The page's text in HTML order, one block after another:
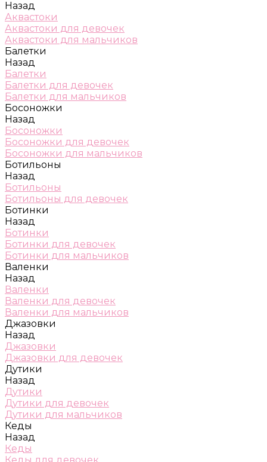
Назад
Аквастоки
Аквастоки для девочек
Аквастоки для мальчиков
Балетки
Назад
Балетки
Балетки для девочек
Балетки для мальчиков
Босоножки
Назад
Босоножки
Босоножки для девочек
Босоножки для мальчиков
Ботильоны
Назад
Ботильоны
Ботильоны для девочек
Ботинки
Назад
Ботинки
Ботинки для девочек
Ботинки для мальчиков
Валенки
Назад
Валенки
Валенки для девочек
Валенки для мальчиков
Джазовки
Назад
Джазовки
Джазовки для девочек
Дутики
Назад
Дутики
Дутики для девочек
Дутики для мальчиков
Кеды
Назад
Кеды